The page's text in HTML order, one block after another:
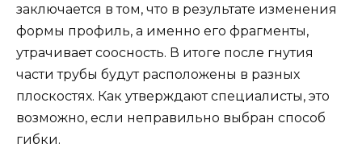
заключается в том, что в результате изменения
формы профиль, а именно его фрагменты,
утрачивает соосность. В итоге после гнутия
части трубы будут расположены в разных
плоскостях. Как утверждают специалисты, это
возможно, если неправильно выбран способ
гибки.